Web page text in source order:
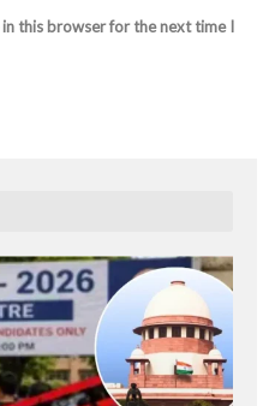
this browser for the next time I